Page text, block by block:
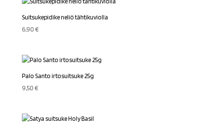
Suitsukepidike neliö tähtikuviolla
6,90€
Palo Santo irtosuitsuke 25g
9,50€